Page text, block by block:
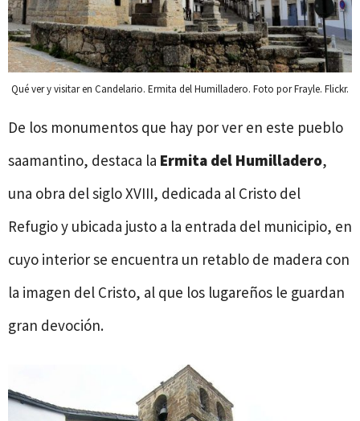
Qué ver y visitar en Candelario. Ermita del Humilladero. Foto por Frayle. Flickr.
De los monumentos que hay por ver en este pueblo
saamantino, destaca la Ermita del Humilladero,
una obra del siglo XVIII, dedicada al Cristo del
Refugio y ubicada justo a la entrada del municipio, en
cuyo interior se encuentra un retablo de madera con
la imagen del Cristo, al que los lugareños le guardan
gran devoción.